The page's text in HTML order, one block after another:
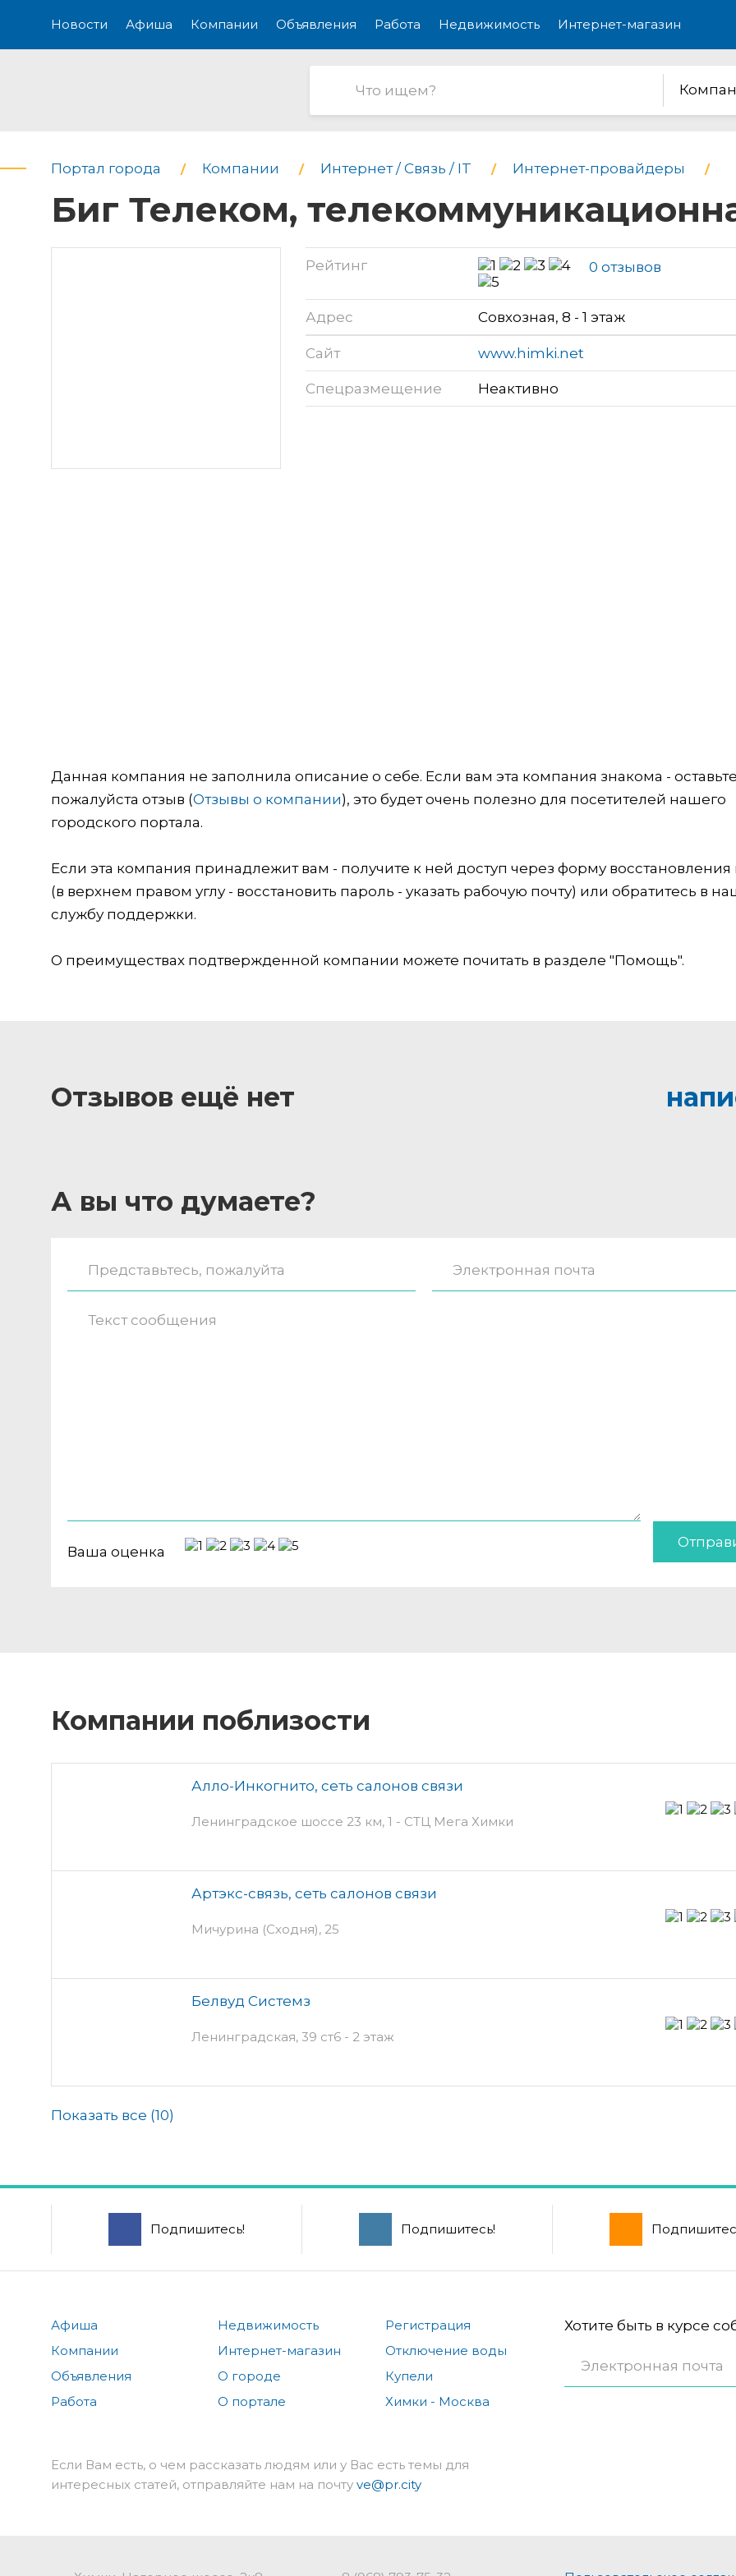
Новости Афиша Компании Объявления Работа Недвижимость Интернет-магазин
Портал города Компании Интернет / Связь / IT Интернет-провайдеры
Биг Телеком,
Рейтинг 0 отзывов
Адрес Совхозная, 8 - 1 этаж
Сайт www.himki.net
Спецразмещение Неактивно
Данная компания не заполнила описание о себе. Если вам эта компания знакома -
пожалуйста отзыв (Отзывы о компании), это будет очень полезно для посетителей нашего
городского портала.
Если эта компания принадлежит вам - получите к ней доступ через форму восстановления
(в верхнем правом углу - восстановить пароль - указать рабочую почту) или обратитесь в
службу поддержки.
О преимуществах подтвержденной компании можете почитать в разделе "Помощь".
Отзывов ещё нет
А вы что думаете?
Ваша оценка
Компании поблизости
Алло-Инкогнито, сеть салонов связи
Ленинградское шоссе 23 км, 1 - СТЦ Мега Химки
Артэкс-связь, сеть салонов связи
Мичурина (Сходня), 25
Белвуд Системз
Ленинградская, 39 ст6 - 2 этаж
Показать все (10)
Подпишитесь! Подпишитесь!
Афиша
Компании
Объявления
Работа
Недвижимость
Интернет-магазин
О городе
О портале
Регистрация
Отключение воды
Купели
Химки - Москва
Хотите быть в курсе
Если Вам есть, о чем рассказать людям или у Вас есть темы для
интересных статей, отправляйте нам на почту ve@pr.city